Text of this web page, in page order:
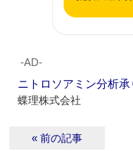
‐AD‐
ニトロソアミン分析
蝶理株式会社
« 前の記事